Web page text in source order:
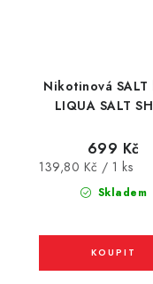
Nikotinová SALT
LIQUA SALT
/ 10mg
Skladem
699 Kč
Měrná
139,80 Kč / 1 ks